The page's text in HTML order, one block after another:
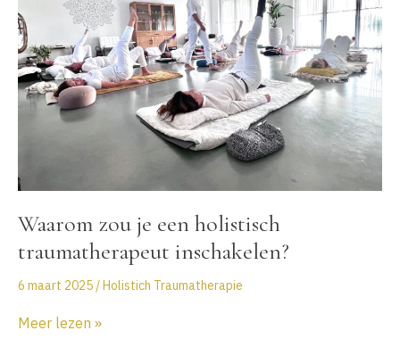
je
deze?
Waarom zou je een holistisch
traumatherapeut inschakelen?
6 maart 2025 / Holistich Traumatherapie
Waarom
Meer lezen »